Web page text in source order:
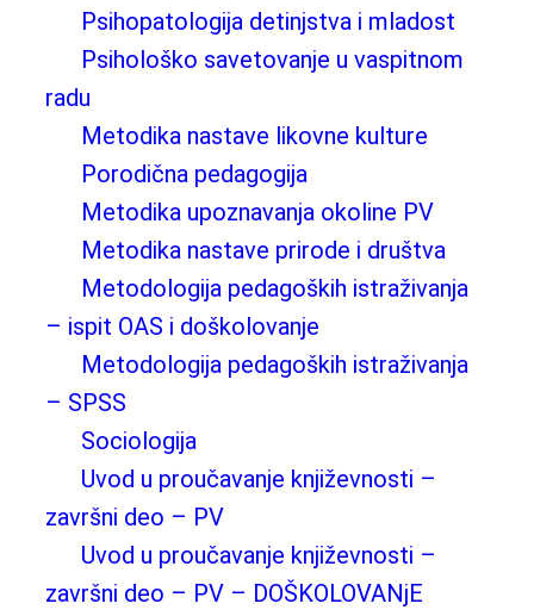
Psihopatologija detinjstva i mladost
Psihološko savetovanje u vaspitnom
radu
Metodika nastave likovne kulture
Porodična pedagogija
Metodika upoznavanja okoline PV
Metodika nastave prirode i društva
Metodologija pedagoških istraživanja
– ispit OAS i doškolovanje
Metodologija pedagoških istraživanja
– SPSS
Sociologija
Uvod u proučavanje književnosti –
završni deo – PV
Uvod u proučavanje književnosti –
završni deo – PV – DOŠKOLOVANjE